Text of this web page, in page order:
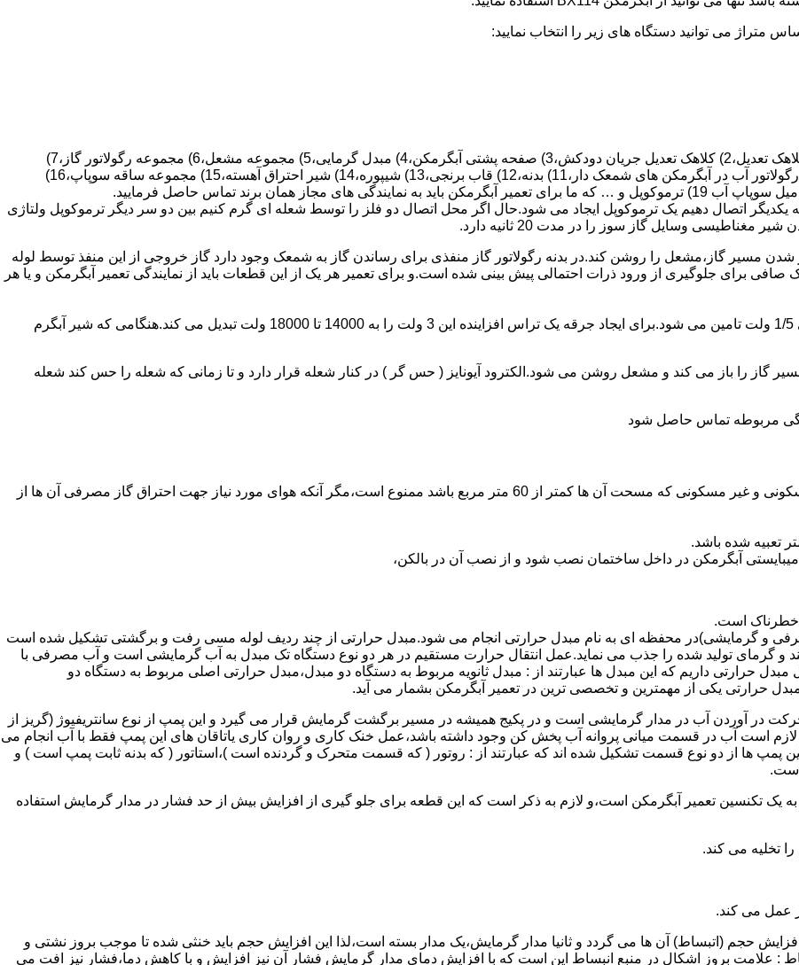
قطعات ساختمان آب گرم کن های دیواری شمعک دار عبارتند از : 1) کلاهک تعدیل،2) کلاهک تعدیل جریان دودکش،3) صفحه پشتی آبگرمکن،4) مبدل گرمایی،5) مجموعه مشعل،6) مجموعه رگولاتور گاز،7)
مجموعه رگولاتور آب،8) رویه آبگرمکن،9) صفحه پشتی آبگرمکن،10) رگولاتور آب در آبگرمکن های شمعک دار،11) بدنه،12) قاب برنجی،13) شیپوره،14) شیر احتراق آهسته،15) مجموعه ساقه سوپاپ،16)
اتصال دهیم یک ترموکوپل ایجاد می شود.حال اگر محل اتصال دو فلز را توسط شعله ای گرم کنیم بین دو سر دیگر ترموکوپل ولتاژی
مسیر گاز،مشعل را روشن کند.در بدنه رگولاتور گاز منفذی برای رساندن گاز به شمعک وجود دارد گاز خروجی از این منفذ توسط لوله
برای جلوگیری از ورود ذرات احتمالی پیش بینی شده است.و برای تعمیر هر یک از این قطعات باید از نمایندگی تعمیر آبگرمکن و یا هر
برد کنترل آبگرمکن:نیروی محرکه این برد از یک آدابتور یا دو عدد باتری 1/5 ولت تامین می شود.برای ایجاد جرقه یک تراس افزاینده این 3 ولت را به 14000 تا 18000 ولت تبدیل می کند.هنگامی که شیر آبگرم
را باز می کند و مشعل روشن می شود.الکترود آیونایز ( حس گر ) در کنار شعله قرار دارد و تا زمانی که شعله را حس کند شعله
مربوطه تماس حاصل شود
نصب وسایل گاز سوز پر مصرف مانند آبگرمکن در واحدهای مسکونی و غیر مسکونی که مسحت آن ها کمتر از 60 متر مربع باشد ممنوع است،مگر آنکه هوای مورد نیاز جهت احتراق گاز مصرفی آن ها از
آبگرمکن در داخل ساختمان نصب شود و از نصب آن در بالکن،
خطرناک است.
و گرمایشی)در محفظه ای به نام مبدل حرارتی انجام می شود.مبدل حرارتی از چند ردیف لوله مسی رفت و برگشتی تشکیل شده است
و گرمای تولید شده را جذب می نماید.عمل انتقال حرارت مستقیم در هر دو نوع دستگاه تک مبدل به آب گرمایشی است و آب مصرفی با
حرارتی داریم که این مبدل ها عبارتند از : مبدل ثانویه مربوط به دستگاه دو مبدل،مبدل حرارتی اصلی مربوط به دستگاه دو
حرارتی یکی از مهمترین و تخصصی ترین در تعمیر آبگرمکن بشمار می آید.
در آوردن آب در مدار گرمایشی است و در پکیج همیشه در مسیر برگشت گرمایش قرار می گیرد و این پمپ از نوع سانتریفیوژ (گریز از
نوع پمپ لازم است آب در قسمت میانی پروانه آب پخش کن وجود داشته باشد،عمل خنک کاری و روان کاری یاتاقان های این پمپ فقط با آب انجام می
پمپ ها از دو نوع قسمت تشکیل شده اند که عبارتند از : روتور ( که قسمت متحرک و گردنده است )،استاتور ( که بدنه ثابت پمپ است ) و
است.
به یک تکنسین تعمیر آبگرمکن است،و لازم به ذکر است که این قطعه برای جلو گیری از افزایش بیش از حد فشار در مدار گرمایش استفاده
عمل می کند.
افزایش حجم (اتبساط) آن ها می گردد و ثانیا مدار گرمایش،یک مدار بسته است،لذا این افزایش حجم باید خنثی شده تا موجب بروز نشتی و
: علامت بروز اشکال در منبع انبساط این است که با افزایش دمای مدار گرمایش فشار آن نیز افزایش و با کاهش دما،فشار نیز افت می